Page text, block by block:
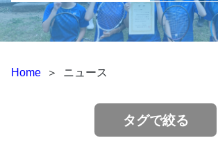
Home ＞ ニュース
タグで絞る